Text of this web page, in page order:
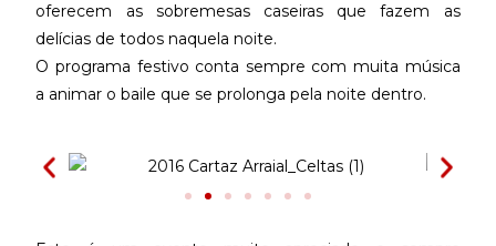
oferecem as sobremesas caseiras que fazem as
delícias de todos naquela noite.
O programa festivo conta sempre com muita música
a animar o baile que se prolonga pela noite dentro.